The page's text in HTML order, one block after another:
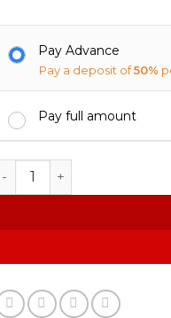
Pay Advance
Pay a deposit of50%
Pay full amount
Nikah Nama Certificate